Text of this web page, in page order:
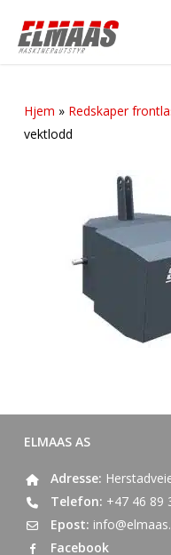
main
Hjem » Redskaper
vektlodd
ELMAAS AS
Adresse:
Telefon: +47 46 89
Epost:
Facebook